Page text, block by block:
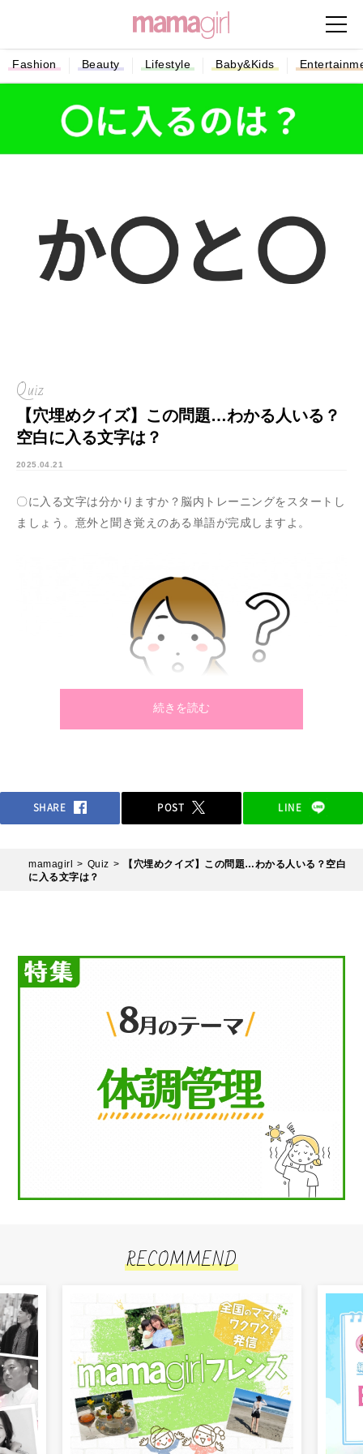
Fashion Beauty Lifestyle Baby&Kids
Quiz
【穴埋めクイズ】この問題…わかる人いる？
空白に入る文字は？
2025.04.21
〇に入る文字は分かりますか？脳内トレーニングをスタートし
ましょう。意外と聞き覚えのある単語が完成しますよ。
続きを読む
SHARE POST LINE
mamagirl Quiz
【穴埋めクイズ】この問題…わかる人いる？空白
に入る文字は？
RECOMMEND